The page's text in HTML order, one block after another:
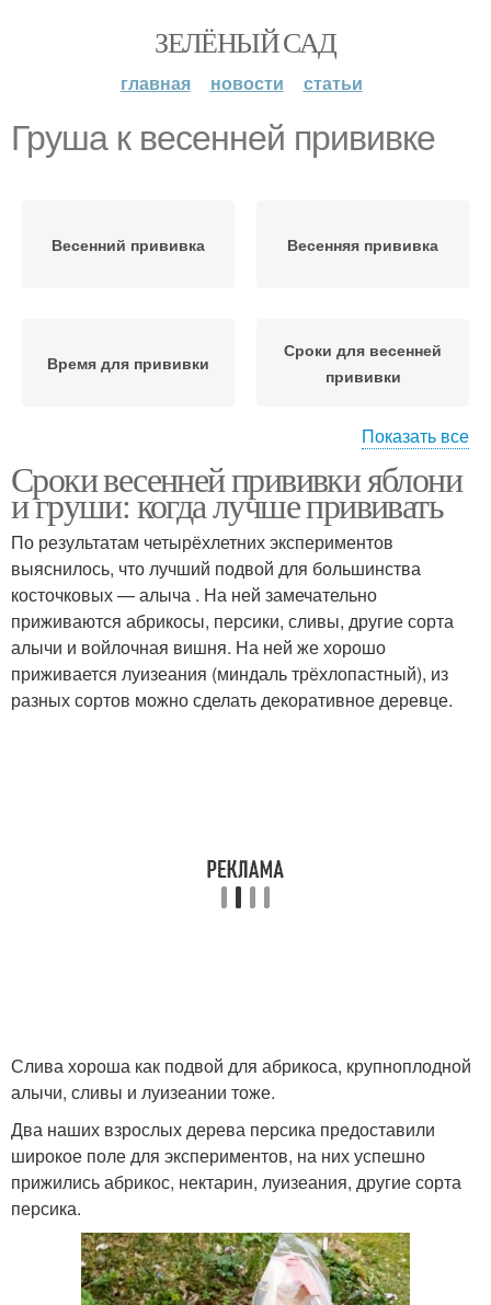
ЗЕЛЁНЫЙ САД
главная новости статьи
Груша к весенней прививке
Весенний прививка Весенняя прививка
Время для прививки
Сроки для весенней
прививки
весенней и
Осенний прививка
Показать все
Сроки весенней прививки яблони
и груши: когда лучше прививать
По результатам четырёхлетних экспериментов
выяснилось, что лучший подвой для большинства
косточковых — алыча . На ней замечательно
приживаются абрикосы, персики, сливы, другие сорта
алычи и войлочная вишня. На ней же хорошо
приживается луизеания (миндаль трёхлопастный), из
разных сортов можно сделать декоративное деревце.
Слива хороша как подвой для абрикоса, крупноплодной
алычи, сливы и луизеании тоже.
Два наших взрослых дерева персика предоставили
широкое поле для экспериментов, на них успешно
прижились абрикос, нектарин, луизеания, другие сорта
персика.